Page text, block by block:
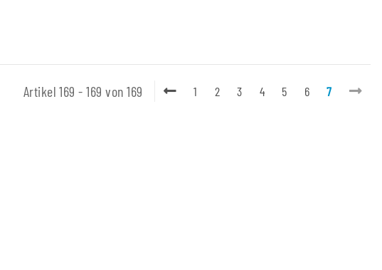
Artikel 169 - 169 von 169 1 2 3 4 5 6 7